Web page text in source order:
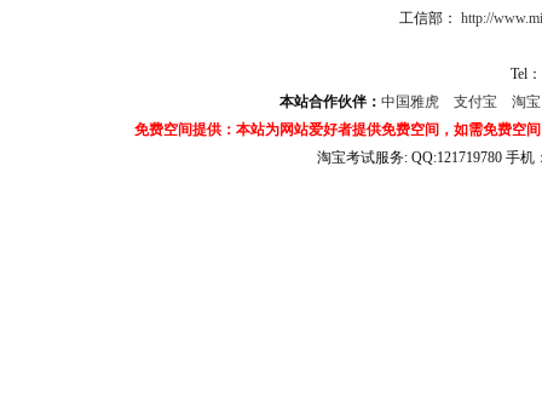
工信部： http://
Tel
本站合作伙伴： 中国雅虎 支付宝
淘
免费空间提供：本站为网站爱好者提供免费空间，如需免费空
淘宝考试服务: QQ:121719780 手